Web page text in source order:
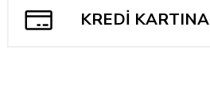
KREDİ KARTINA